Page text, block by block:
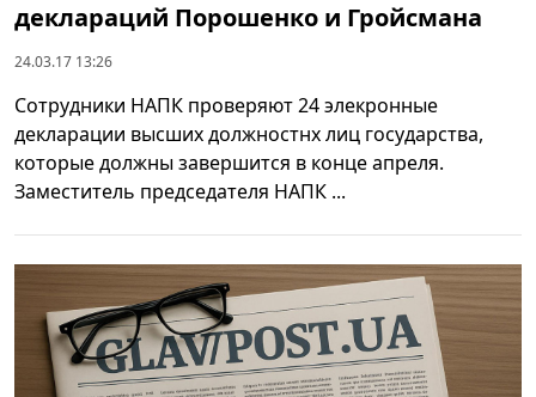
деклараций Порошенко и Гройсмана
24.03.17 13:26
Сотрудники НАПК проверяют 24 элекронные
декларации высших должностнх лиц государства,
которые должны завершится в конце апреля.
Заместитель председателя НАПК ...